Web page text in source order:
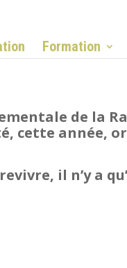
Formation
de la
cette année,
il n’y a